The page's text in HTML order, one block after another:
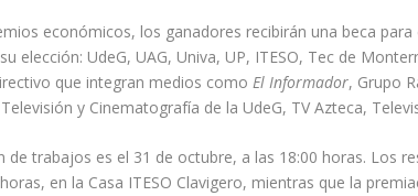
económicos, los ganadores recibirán una beca
elección: UdeG, UAG, Univa, UP, ITESO, Tec de
que integran medios comoEl Informador, Grupo
y Cinematografía de la UdeG, TV Azteca,
de trabajos es el 31 de octubre, a las 18:00 horas. Los
en la Casa ITESO Clavigero, mientras que la